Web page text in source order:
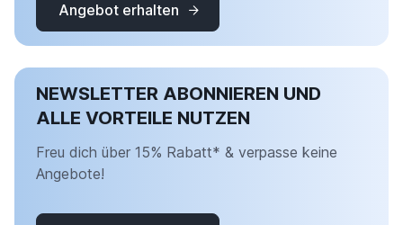
Angebot erhalten
NEWSLETTER ABONNIEREN UND
ALLE VORTEILE NUTZEN
Freu dich über 15% Rabatt* & verpasse keine
Angebote!